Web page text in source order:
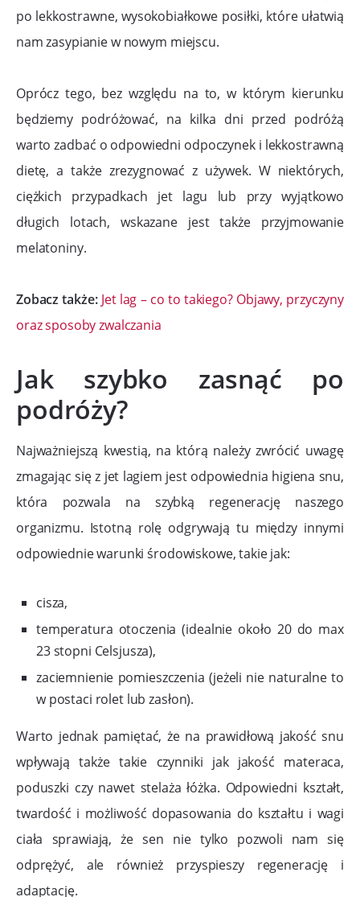
po lekkostrawne, wysokobiałkowe posiłki, które ułatwią
nam zasypianie w nowym miejscu.
Oprócz tego, bez względu na to, w którym kierunku
będziemy podróżować, na kilka dni przed podróżą
warto zadbać o odpowiedni odpoczynek i lekkostrawną
dietę, a także zrezygnować z używek. W niektórych,
ciężkich przypadkach jet lagu lub przy wyjątkowo
długich lotach, wskazane jest także przyjmowanie
melatoniny.
Zobacz także: Jet lag – co to takiego? Objawy, przyczyny
oraz sposoby zwalczania
Jak szybko zasnąć po
podróży?
Najważniejszą kwestią, na którą należy zwrócić uwagę
zmagając się z jet lagiem jest odpowiednia higiena snu,
która pozwala na szybką regenerację naszego
organizmu. Istotną rolę odgrywają tu między innymi
odpowiednie warunki środowiskowe, takie jak:
cisza,
temperatura otoczenia (idealnie około 20 do max
23 stopni Celsjusza),
zaciemnienie pomieszczenia (jeżeli nie naturalne to
w postaci rolet lub zasłon).
Warto jednak pamiętać, że na prawidłową jakość snu
wpływają także takie czynniki jak jakość materaca,
poduszki czy nawet stelaża łóżka. Odpowiedni kształt,
twardość i możliwość dopasowania do kształtu i wagi
ciała sprawiają, że sen nie tylko pozwoli nam się
odprężyć, ale również przyspieszy regenerację i
adaptację.